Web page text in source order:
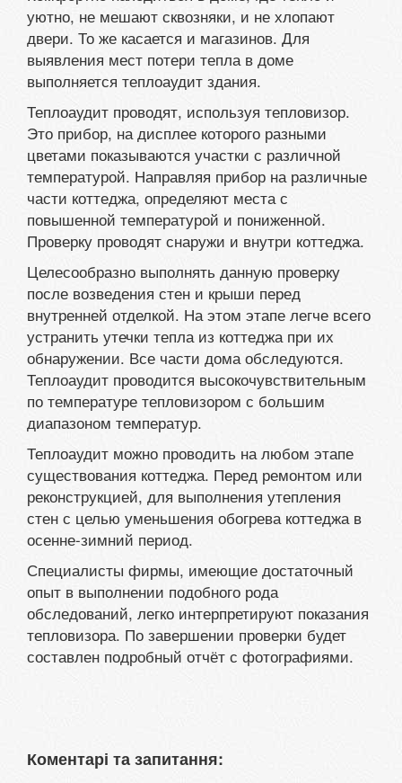
уютно, не мешают сквозняки, и не хлопают
двери. То же касается и магазинов. Для
выявления мест потери тепла в доме
выполняется теплоаудит здания.
Теплоаудит проводят, используя тепловизор.
Это прибор, на дисплее которого разными
цветами показываются участки с различной
температурой. Направляя прибор на различные
части коттеджа, определяют места с
повышенной температурой и пониженной.
Проверку проводят снаружи и внутри коттеджа.
Целесообразно выполнять данную проверку
после возведения стен и крыши перед
внутренней отделкой. На этом этапе легче всего
устранить утечки тепла из коттеджа при их
обнаружении. Все части дома обследуются.
Теплоаудит проводится высокочувствительным
по температуре тепловизором с большим
диапазоном температур.
Теплоаудит можно проводить на любом этапе
существования коттеджа. Перед ремонтом или
реконструкцией, для выполнения утепления
стен с целью уменьшения обогрева коттеджа в
осенне-зимний период.
Специалисты фирмы, имеющие достаточный
опыт в выполнении подобного рода
обследований, легко интерпретируют показания
тепловизора. По завершении проверки будет
составлен подробный отчёт с фотографиями.
Коментарі та запитання: